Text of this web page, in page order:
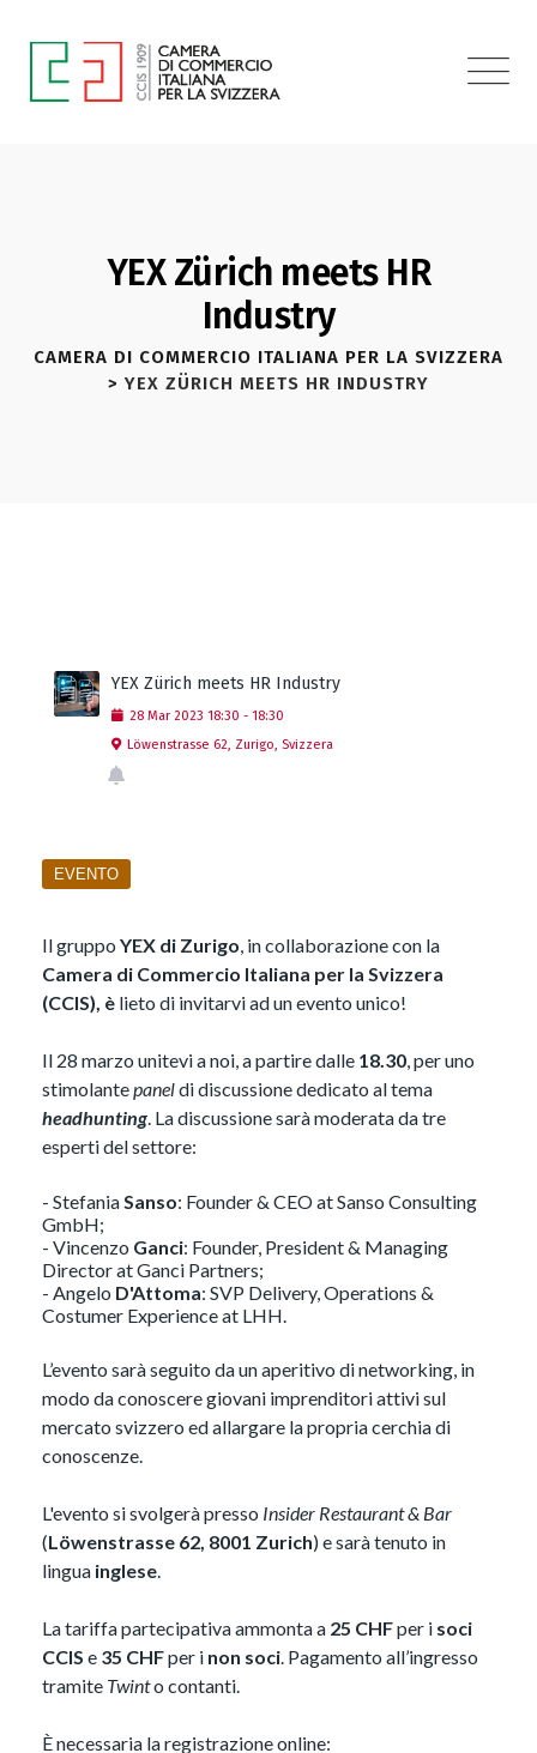
YEX Zürich meets HR
Industry
CAMERA DI COMMERCIO ITALIANA PER LA SVIZZERA
> YEX ZÜRICH MEETS HR INDUSTRY
YEX Zürich meets HR Industry
28 Mar 2023 18:30 - 18:30
Löwenstrasse 62, Zurigo, Svizzera
EVENTO
Il gruppo YEX di Zurigo, in collaborazione con la
Camera di Commercio Italiana per la Svizzera
(CCIS), è lieto di invitarvi ad un evento unico!
Il 28 marzo unitevi a noi, a partire dalle 18.30, per uno
stimolantepaneldi discussione dedicato al tema
headhunting. La discussione sarà moderata da tre
esperti del settore:
- StefaniaSanso: Founder & CEO at Sanso Consulting
GmbH;
- Vincenzo Ganci: Founder, President & Managing
Director at Ganci Partners;
- Angelo D'Attoma: SVP Delivery, Operations &
Costumer Experience at LHH.
L’evento sarà seguito da un aperitivo di networking, in
modo da conoscere giovani imprenditori attivi sul
mercato svizzero ed allargare la propria cerchia di
conoscenze.
L'evento si svolgerà presso Insider Restaurant & Bar
(Löwenstrasse 62, 8001 Zurich) e sarà tenuto in
lingua inglese.
La tariffa partecipativa ammonta a 25 CHFper i soci
CCIS e 35 CHFper i non soci. Pagamento all’ingresso
tramite Twinto contanti.
È necessaria la registrazione online: